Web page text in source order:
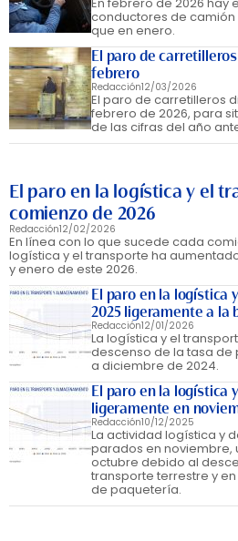
conductores de camión
que en enero.
El paro de
febrero
Redacción12/03/2026
El paro de carretilleros
febrero de 2026, para
de las cifras del año
El paro en la logística y el
comienzo de 2026
Redacción12/02/2026
En línea con lo que sucede cada
logística y el transporte ha
y enero de este 2026.
El paro en la logística
2025 ligeramente a la
Redacción12/01/2026
La logística y el
descenso de la tasa de
a diciembre de 2024.
El paro en la logística
ligeramente en
Redacción10/12/2025
La actividad logística y
parados en noviembre,
octubre debido al
transporte terrestre y
de paquetería.